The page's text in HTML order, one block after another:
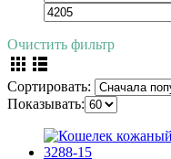
Очистить фильтр
Сортировать:
Показывать: